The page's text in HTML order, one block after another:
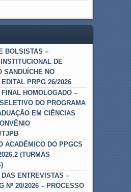
BOLSISTAS –
DE
SANDUÍCHE NO
PRPG 26/2026
FINAL HOMOLOGADO –
DO PROGRAMA
EM CIÊNCIAS
TJPB
ACADÊMICO DO PPGCS
(TURMAS
DAS ENTREVISTAS –
Nº 20/2026 – PROCESSO